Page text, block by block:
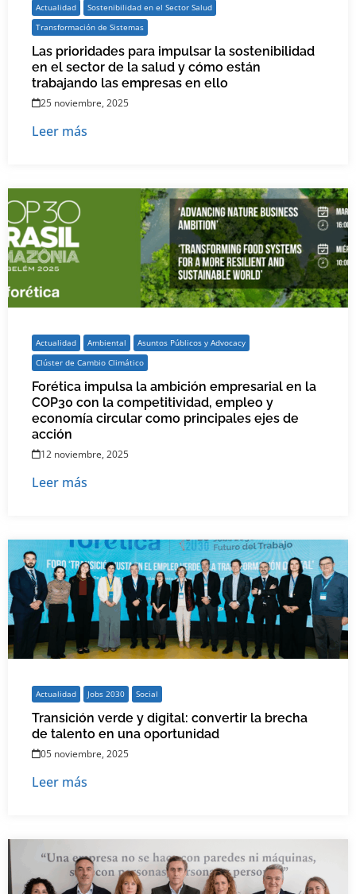
Actualidad
Sostenibilidad en el Sector Salud
Transformación de Sistemas
Las prioridades para impulsar la sostenibilidad
en el sector de la salud y cómo están
trabajando las empresas en ello
25 noviembre, 2025
Leer más
Actualidad Ambiental
Asuntos Públicos y Advocacy
Clúster de Cambio Climático
Forética impulsa la ambición empresarial en la
COP30 con la competitividad, empleo y
economía circular como principales ejes de
acción
12 noviembre, 2025
Leer más
Actualidad Jobs 2030 Social
Transición verde y digital: convertir la brecha
de talento en una oportunidad
05 noviembre, 2025
Leer más